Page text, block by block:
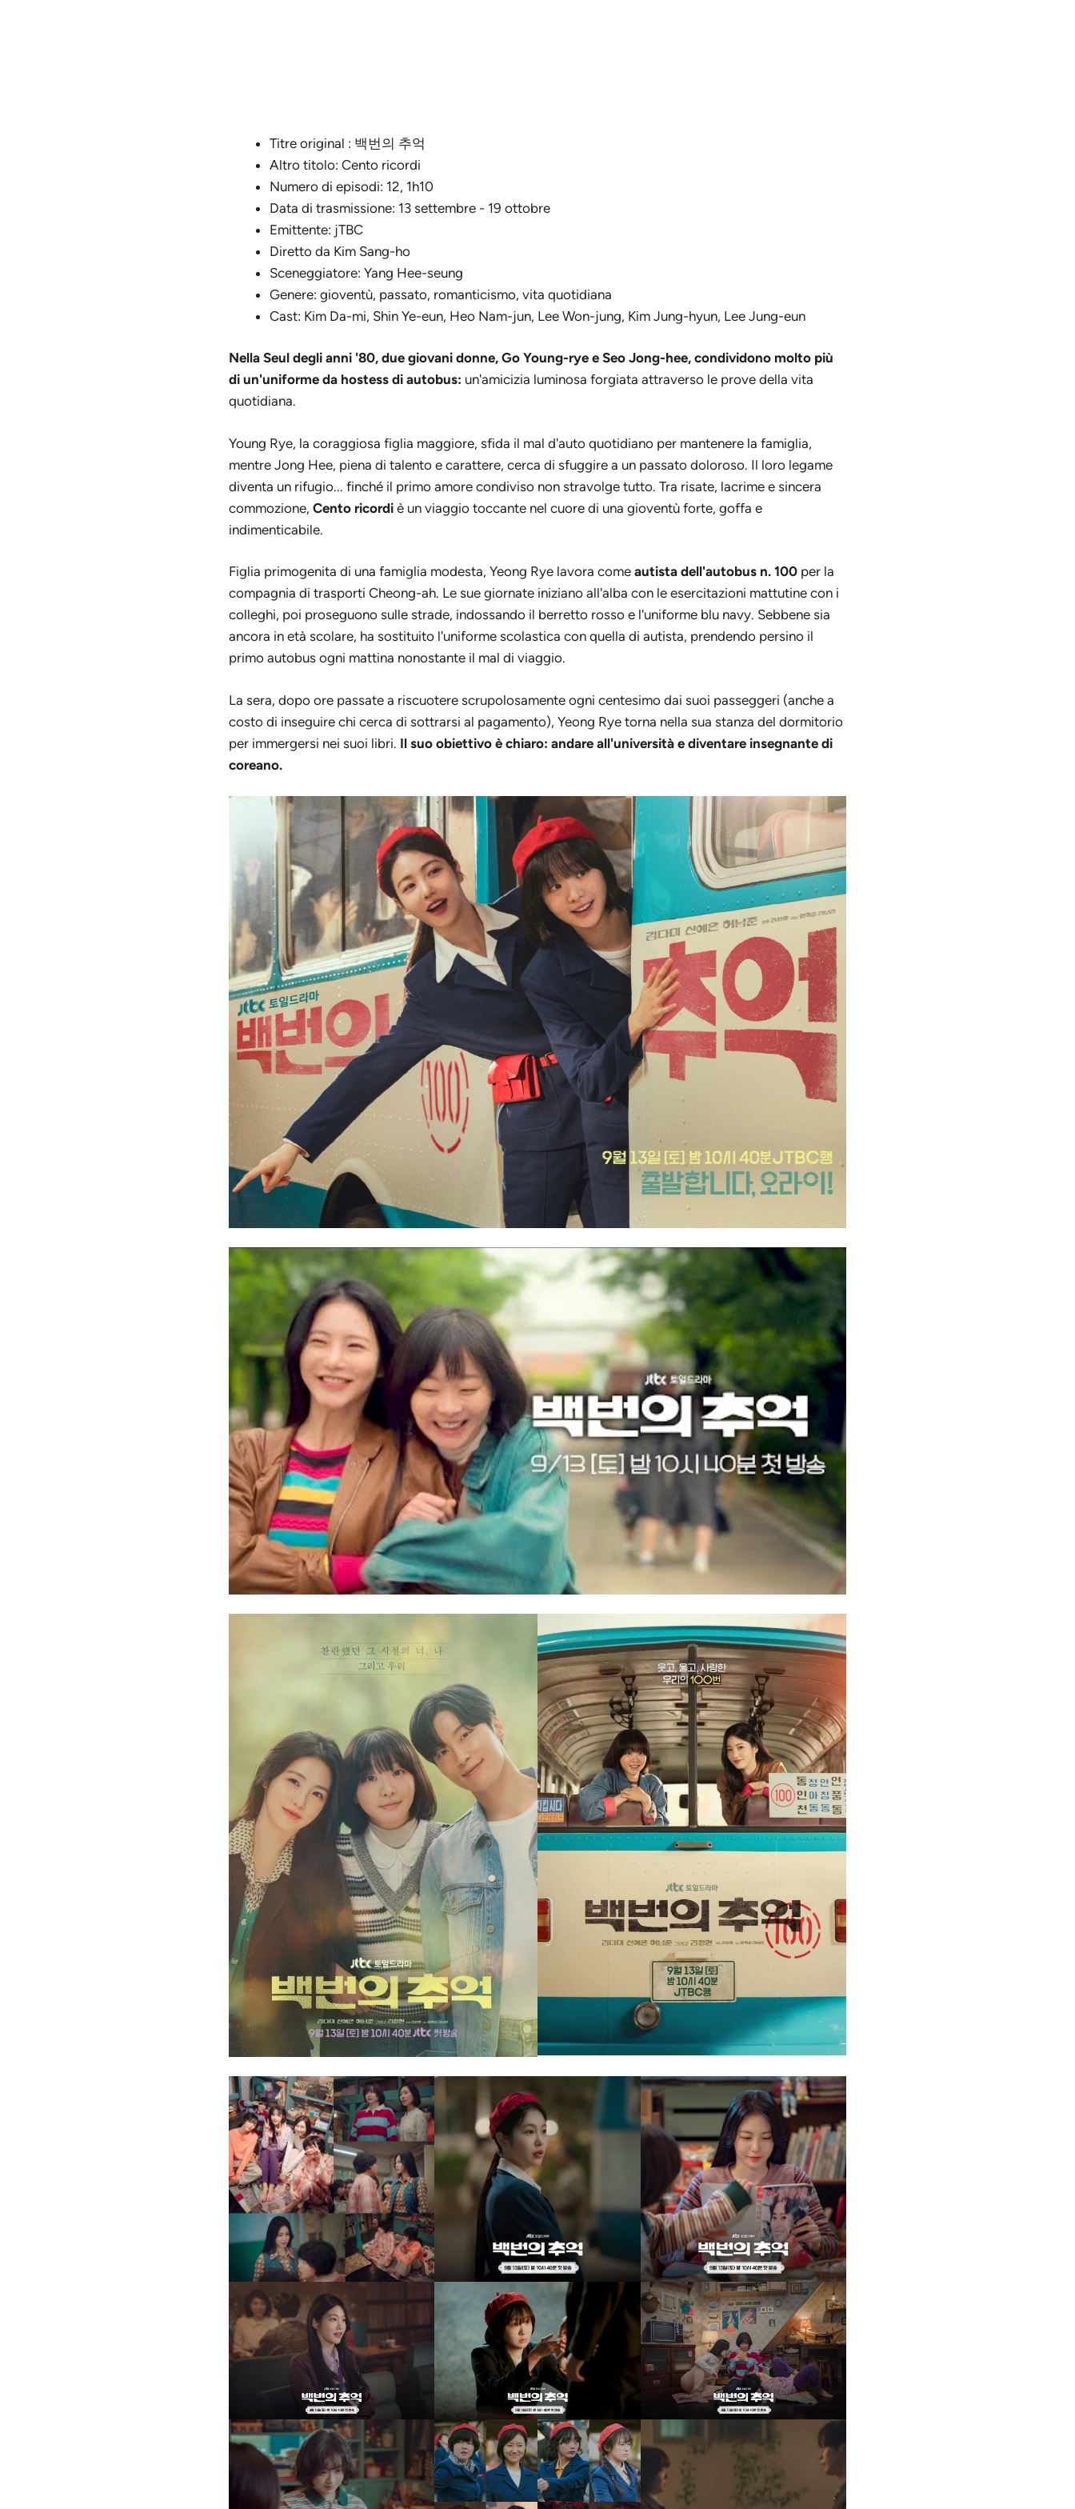
Titre original : 백번의 추억
Altro titolo: Cento ricordi
Numero di episodi: 12, 1h10
Data di trasmissione: 13 settembre - 19 ottobre
Emittente: jTBC
Diretto da Kim Sang-ho
Sceneggiatore: Yang Hee-seung
Genere: gioventù, passato, romanticismo, vita quotidiana
Cast: Kim Da-mi, Shin Ye-eun, Heo Nam-jun, Lee Won-jung, Kim Jung-hyun, Lee Jung-eun
Nella Seul degli anni '80, due giovani donne, Go Young-rye e Seo Jong-hee, condividono molto più
di un'uniforme da hostess di autobus: un'amicizia luminosa forgiata attraverso le prove della vita
quotidiana.
Young Rye, la coraggiosa figlia maggiore, sfida il mal d'auto quotidiano per mantenere la famiglia,
mentre Jong Hee, piena di talento e carattere, cerca di sfuggire a un passato doloroso. Il loro legame
diventa un rifugio... finché il primo amore condiviso non stravolge tutto. Tra risate, lacrime e sincera
commozione, Cento ricordi è un viaggio toccante nel cuore di una gioventù forte, goffa e
indimenticabile.
Figlia primogenita di una famiglia modesta, Yeong Rye lavora come autista dell'autobus n. 100 per la
compagnia di trasporti Cheong-ah. Le sue giornate iniziano all'alba con le esercitazioni mattutine con i
colleghi, poi proseguono sulle strade, indossando il berretto rosso e l'uniforme blu navy. Sebbene sia
ancora in età scolare, ha sostituito l'uniforme scolastica con quella di autista, prendendo persino il
primo autobus ogni mattina nonostante il mal di viaggio.
La sera, dopo ore passate a riscuotere scrupolosamente ogni centesimo dai suoi passeggeri (anche a
costo di inseguire chi cerca di sottrarsi al pagamento), Yeong Rye torna nella sua stanza del dormitorio
per immergersi nei suoi libri. Il suo obiettivo è chiaro: andare all'università e diventare insegnante di
coreano.